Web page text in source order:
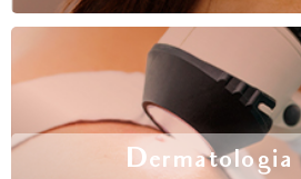
Dermatologia